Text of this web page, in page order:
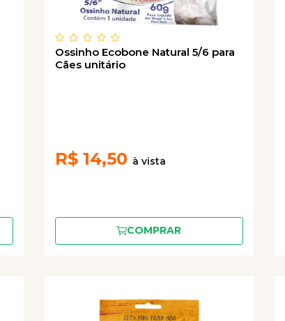
Ossinho Ecobone Natural 5/6 para
Cães unitário
R$ 14,50
COMPRAR